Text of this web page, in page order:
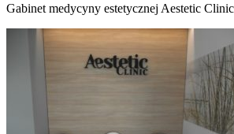
Gabinet medycyny estetycznej Aestetic